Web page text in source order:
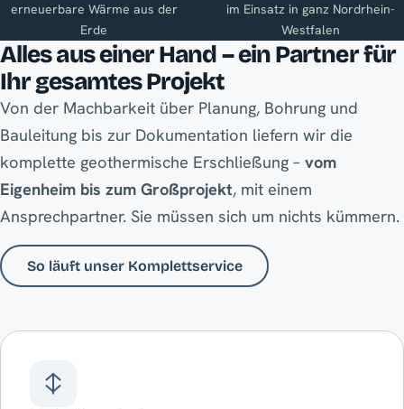
erneuerbare Wärme aus der
Erde
im Einsatz in ganz Nordrhein-
Westfalen
Alles aus einer Hand – ein Partner für
Ihr gesamtes Projekt
Von der Machbarkeit über Planung, Bohrung und
Bauleitung bis zur Dokumentation liefern wir die
komplette geothermische Erschließung – vom
Eigenheim bis zum Großprojekt, mit einem
Ansprechpartner. Sie müssen sich um nichts kümmern.
So läuft unser Komplettservice